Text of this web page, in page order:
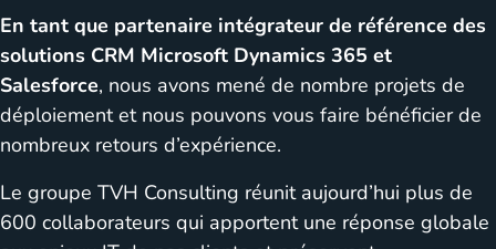
En tant que partenaire intégrateur de référence des
solutions CRM Microsoft Dynamics 365 et
Salesforce, nous avons mené de nombre projets de
déploiement et nous pouvons vous faire bénéficier de
nombreux retours d’expérience.
Le groupe TVH Consulting réunit aujourd’hui plus de
600 collaborateurs qui apportent une réponse globale